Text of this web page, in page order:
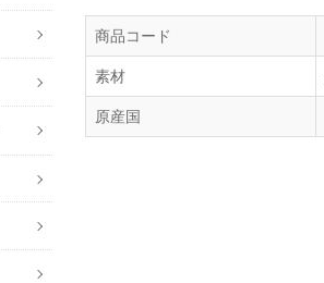
商品コード
素材
原産国